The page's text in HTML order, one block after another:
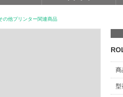
の他プリンター関連商品
商
型